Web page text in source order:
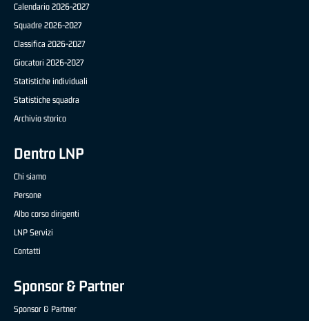
Calendario 2026-2027
Squadre 2026-2027
Classifica 2026-2027
Giocatori 2026-2027
Statistiche individuali
Statistiche squadra
Archivio storico
Dentro LNP
Chi siamo
Persone
Albo corso dirigenti
LNP Servizi
Contatti
Sponsor & Partner
Sponsor & Partner